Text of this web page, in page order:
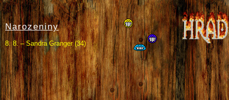
Narozeniny
8. 8. – Sandra Granger (34)